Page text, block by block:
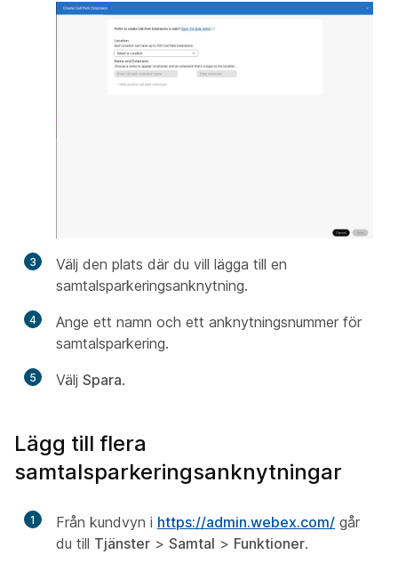
3
Välj den plats där du vill lägga till en
samtalsparkeringsanknytning.
4
Ange ett namn och ett anknytningsnummer för
samtalsparkering.
5 Välj Spara.
Lägg till flera
samtalsparkeringsanknytningar
1 Från kundvyn i https://admin.webex.com/ går
du till Tjänster > Samtal > Funktioner.